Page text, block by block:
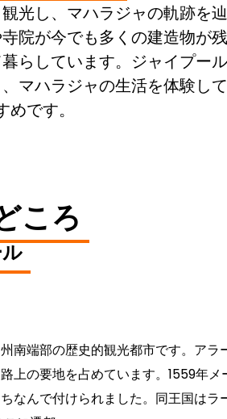
し、マハラジャの軌跡を
院が今でも多くの建造物が
らしています。ジャイプー
マハラジャの生活を体験し
です。
ころ
南端部の歴史的観光都市です。ア
上の要地を占めています。1559年
なんで付けられました。同王国は